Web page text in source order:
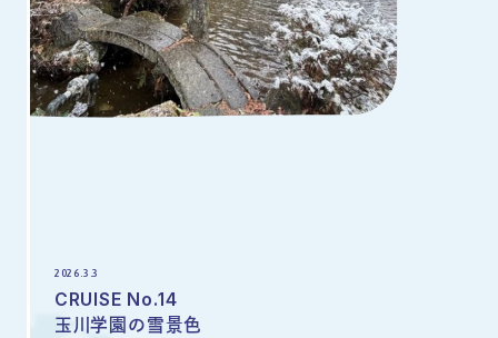
2026.3.3
CRUISE No.14
玉川学園の雪景色